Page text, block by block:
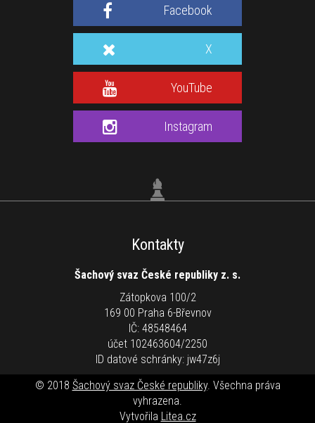
Facebook
X
YouTube
Instagram
Kontakty
Šachový svaz České republiky z. s.
Zátopkova 100/2
169 00 Praha 6-Břevnov
IČ: 48548464
účet 102463604/2250
ID datové schránky: jw47z6j
© 2018 Šachový svaz České republiky. Všechna práva
vyhrazena.
Vytvořila Litea.cz